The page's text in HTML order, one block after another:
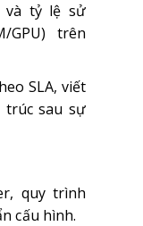
và tỷ lệ sử
GPU) trên
SLA, viết
trúc sau sự
quy trình
cấu hình.